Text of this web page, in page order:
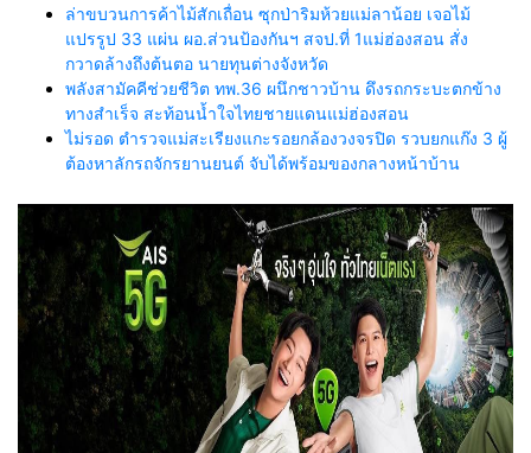
ล่าขบวนการค้าไม้สักเถื่อน ซุกป่าริมห้วยแม่ลาน้อย เจอไม้
แปรรูป 33 แผ่น ผอ.ส่วนป้องกันฯ สจป.ที่ 1แม่ฮ่องสอน สั่ง
กวาดล้างถึงต้นตอ นายทุนต่างจังหวัด
พลังสามัคคีช่วยชีวิต ทพ.36 ผนึกชาวบ้าน ดึงรถกระบะตกข้าง
ทางสำเร็จ สะท้อนน้ำใจไทยชายแดนแม่ฮ่องสอน
ไม่รอด ตำรวจแม่สะเรียงแกะรอยกล้องวงจรปิด รวบยกแก๊ง 3 ผู้
ต้องหาลักรถจักรยานยนต์ จับได้พร้อมของกลางหน้าบ้าน